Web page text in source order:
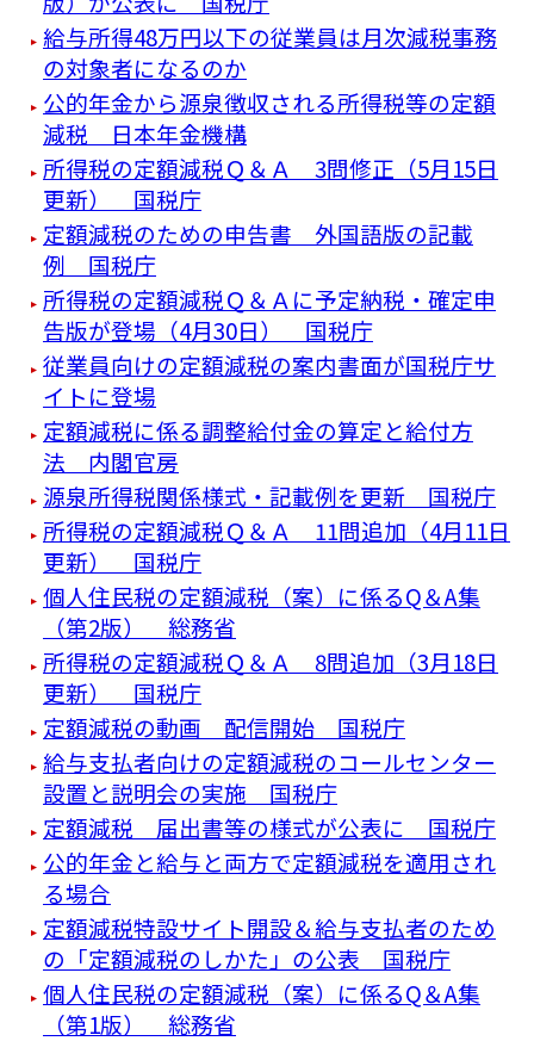
給与所得48万円以下の従業員は月次減税事務
の対象者になるのか
公的年金から源泉徴収される所得税等の定額
減税 日本年金機構
所得税の定額減税Ｑ＆Ａ 3問修正（5月15日
更新） 国税庁
定額減税のための申告書 外国語版の記載
例 国税庁
所得税の定額減税Ｑ＆Ａに予定納税・確定申
告版が登場（4月30日） 国税庁
従業員向けの定額減税の案内書面が国税庁サ
イトに登場
定額減税に係る調整給付金の算定と給付方
法 内閣官房
源泉所得税関係様式・記載例を更新 国税庁
所得税の定額減税Ｑ＆Ａ 11問追加（4月11日
更新） 国税庁
個人住民税の定額減税（案）に係るQ＆A集
（第2版） 総務省
所得税の定額減税Ｑ＆Ａ 8問追加（3月18日
更新） 国税庁
定額減税の動画 配信開始 国税庁
給与支払者向けの定額減税のコールセンター
設置と説明会の実施 国税庁
定額減税 届出書等の様式が公表に 国税庁
公的年金と給与と両方で定額減税を適用され
る場合
定額減税特設サイト開設＆給与支払者のため
の「定額減税のしかた」の公表 国税庁
個人住民税の定額減税（案）に係るQ＆A集
（第1版） 総務省